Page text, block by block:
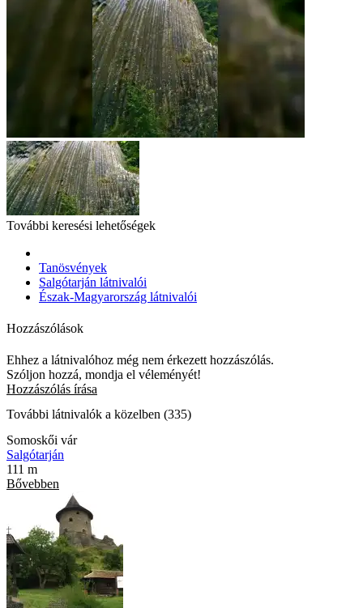
További keresési lehetőségek
Tanösvények
Salgótarján látnivalói
Észak-Magyarország látnivalói
Hozzászólások
Ehhez a látnivalóhoz még nem érkezett hozzászólás.
Szóljon hozzá, mondja el véleményét!
Hozzászólás írása
További látnivalók a közelben (335)
Somoskői vár
Salgótarján
111 m
Bővebben